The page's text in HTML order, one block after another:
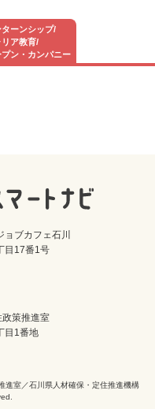
ターンシップ/
リア教育/
プン・カンパニー
ブカフェ石川
目17番1号
策推進室
目1番地
室／石川県人材確保・定住推進機構